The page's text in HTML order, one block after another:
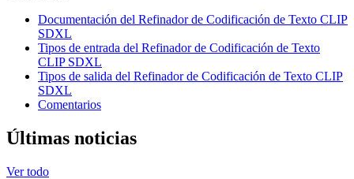
Documentación del Refinador de Codificación de Texto CLIP
SDXL
Tipos de entrada del Refinador de Codificación de Texto
CLIP SDXL
Tipos de salida del Refinador de Codificación de Texto CLIP
SDXL
Comentarios
Últimas noticias
Ver todo